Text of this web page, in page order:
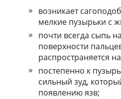
возникает
мелкие пузырьки с
почти всегда сыпь
поверхности
распространяется
постепенно к
сильный зуд,
появлению язв;